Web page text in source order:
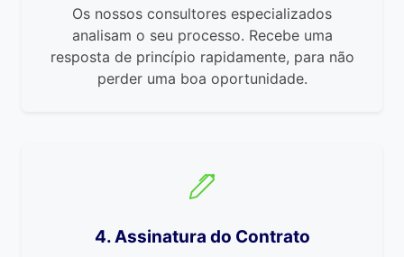
Os nossos consultores especializados
analisam o seu processo. Recebe uma
resposta de princípio rapidamente, para não
perder uma boa oportunidade.
4. Assinatura do Contrato